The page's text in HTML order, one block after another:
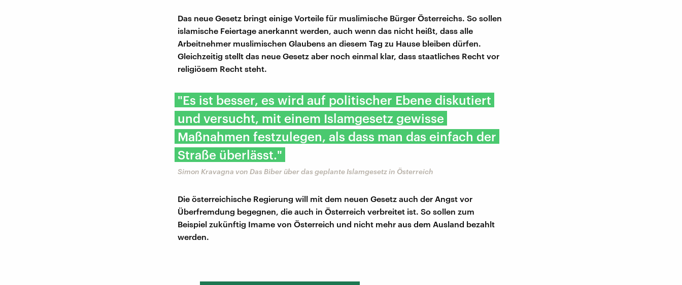
Das neue Gesetz bringt einige Vorteile für muslimische Bürger Österreichs. So sollen
islamische Feiertage anerkannt werden, auch wenn das nicht heißt, dass alle
Arbeitnehmer muslimischen Glaubens an diesem Tag zu Hause bleiben dürfen.
Gleichzeitig stellt das neue Gesetz aber noch einmal klar, dass staatliches Recht vor
religiösem Recht steht.
"Es ist besser, es wird auf politischer Ebene diskutiert
und versucht, mit einem Islamgesetz gewisse
Maßnahmen festzulegen, als dass man das einfach der
Straße überlässt."
Simon Kravagna von Das Biber über das geplante Islamgesetz in Österreich
Die österreichische Regierung will mit dem neuen Gesetz auch der Angst vor
Überfremdung begegnen, die auch in Österreich verbreitet ist. So sollen zum
Beispiel zukünftig Imame von Österreich und nicht mehr aus dem Ausland bezahlt
werden.